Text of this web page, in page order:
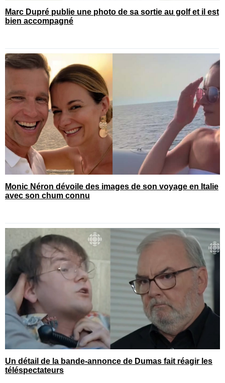
Marc Dupré publie une photo de sa sortie au golf et il est
bien accompagné
Monic Néron dévoile des images de son voyage en Italie
avec son chum connu
Un détail de la bande-annonce de Dumas fait réagir les
téléspectateurs